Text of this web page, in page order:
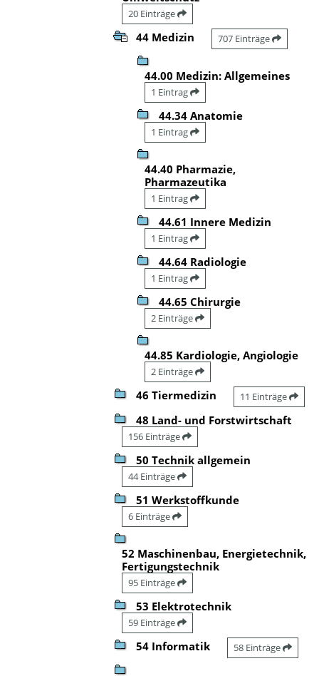
20 Einträge
44 Medizin 707 Einträge
44.00 Medizin: Allgemeines
1 Eintrag
44.34 Anatomie
1 Eintrag
44.40 Pharmazie,
Pharmazeutika
1 Eintrag
44.61 Innere Medizin
1 Eintrag
44.64 Radiologie
1 Eintrag
44.65 Chirurgie
2 Einträge
44.85 Kardiologie, Angiologie
2 Einträge
46 Tiermedizin 11 Einträge
48 Land- und Forstwirtschaft
156 Einträge
50 Technik allgemein
44 Einträge
51 Werkstoffkunde
6 Einträge
52 Maschinenbau, Energietechnik,
Fertigungstechnik
95 Einträge
53 Elektrotechnik
59 Einträge
54 Informatik 58 Einträge